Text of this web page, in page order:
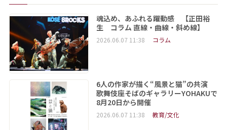
魂込め、あふれる躍動感 【正田裕
生 コラム 直線・曲線・斜め線】
2026.06.07 11:38 コラム
6人の作家が描く“風景と猫”の共演
歌舞伎座そばのギャラリーYOHAKUで
8月20日から開催
2026.06.07 11:38 教育/文化